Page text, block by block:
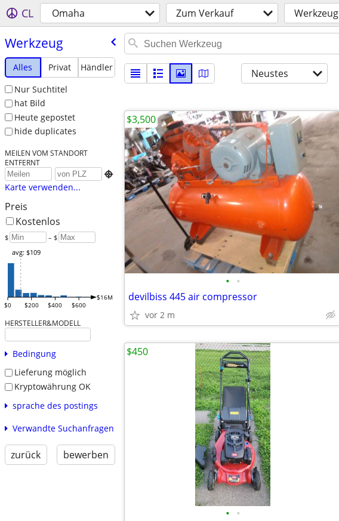
CL Omaha Zum Verkauf Werkzeug
Werkzeug
Alles Privat
Händler
Nur Suchtitel
hat Bild
Heute gepostet
hide duplicates
MEILEN VOM STANDORT
ENTFERNT

Karte verwenden...
Preis
Kostenlos
$ – $
$0 $200 $400 $600
$16M
avg: $109
HERSTELLER&MODELL
Bedingung
Lieferung möglich
Kryptowährung OK
sprache des postings
Verwandte Suchanfragen
zurück bewerben
Neustes
• •
devilbiss 445 air compressor
vor 2 m
$3,500
• •
$450